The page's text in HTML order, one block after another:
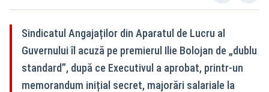
Sindicatul Angajaților din Aparatul de Lucru al
Guvernului îl acuză pe premierul Ilie Bolojan de „dublu
standard”, după ce Executivul a aprobat, printr-un
memorandum inițial secret, majorări salariale la